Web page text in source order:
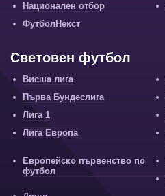
Национален отбор
ФутболНекст
Световен футбол
Висша лига
Първа Бундеслига
Лига 1
Лига Европа
Европейско първенство по
футбол